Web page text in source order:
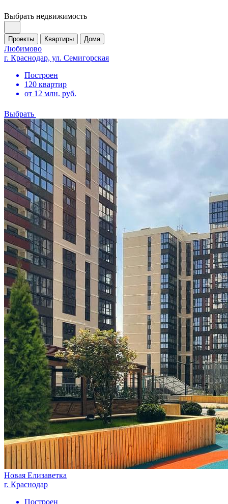
Выбрать недвижимость
Проекты Квартиры Дома
Любимово
г. Краснодар, ул. Семигорская
Построен
120 квартир
от 12 млн. руб.
Выбрать
Новая Елизаветка
г. Краснодар
Построен